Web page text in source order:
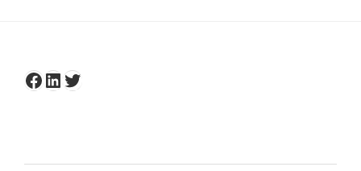
Facebook
LinkedIn
Twitter